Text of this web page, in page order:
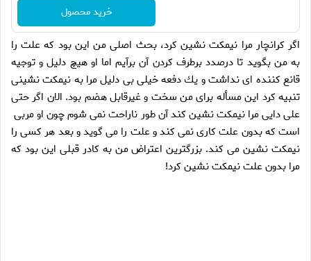
خرید محصول
اگر كرانچار مرا نيمكت نشين كرد، بحث اصلى من اين بود كه علت را
به من بگويد تا درصدد برطرف كردن آن برآيم اما او هيچ دليل و توجيه
قانع كننده اى نداشت و يك دفعه خيلى بى دليل مرا به نيمكت نشينى
تنبيه كرد اين مسأله براى من سخت و غيرقابل هضم بود. الان اگر حتى
على دايى مرا نيمكت نشين كند آن طور ناراحت نمى شوم چون او مربى
است كه بدون علت كارى نمى كند و علت را مى گويد و بعد هر كسى را
نيمكت نشين مى كند. بزرگترين اعتراض من به كادر قبلى اين بود كه
مرا بدون علت نيمكت نشين كرد!